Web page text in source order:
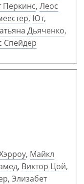
Перкинс, Леос
, Ют,
Дьяченко,
Спейдер
, Майкл
, Виктор Цой,
, Элизабет